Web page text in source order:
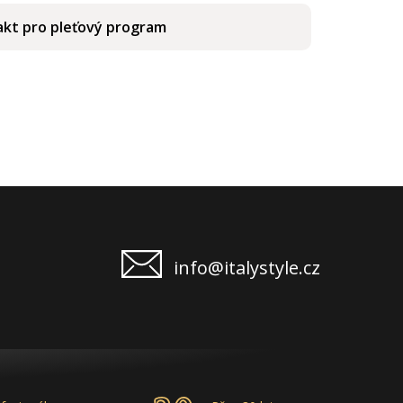
pro pleťový program
info@italystyle.cz